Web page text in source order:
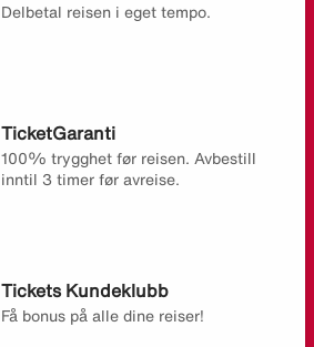
Delbetal reisen i eget tempo.
TicketGaranti
100% trygghet før reisen. Avbestill
inntil 3 timer før avreise.
Tickets Kundeklubb
Få bonus på alle dine reiser!